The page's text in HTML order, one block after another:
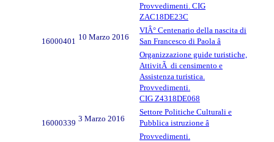
Provvedimenti. CIG
ZAC18DE23C
16000401 10 Marzo 2016
VIÂ° Centenario della nascita di
San Francesco di Paola â
Organizzazione guide turistiche,
AttivitÃ di censimento e
Assistenza turistica.
Provvedimenti.
CIG Z4318DE068
16000339 3 Marzo 2016
Settore Politiche Culturali e
Pubblica istruzione â
Provvedimenti.